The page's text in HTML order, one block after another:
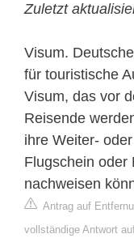
Zuletzt
Visum.
für touristische
Visum, das vor
Reisende
ihre Weiter-
Flugschein oder
nachweisen
Antrag auf
vollständige Antwort